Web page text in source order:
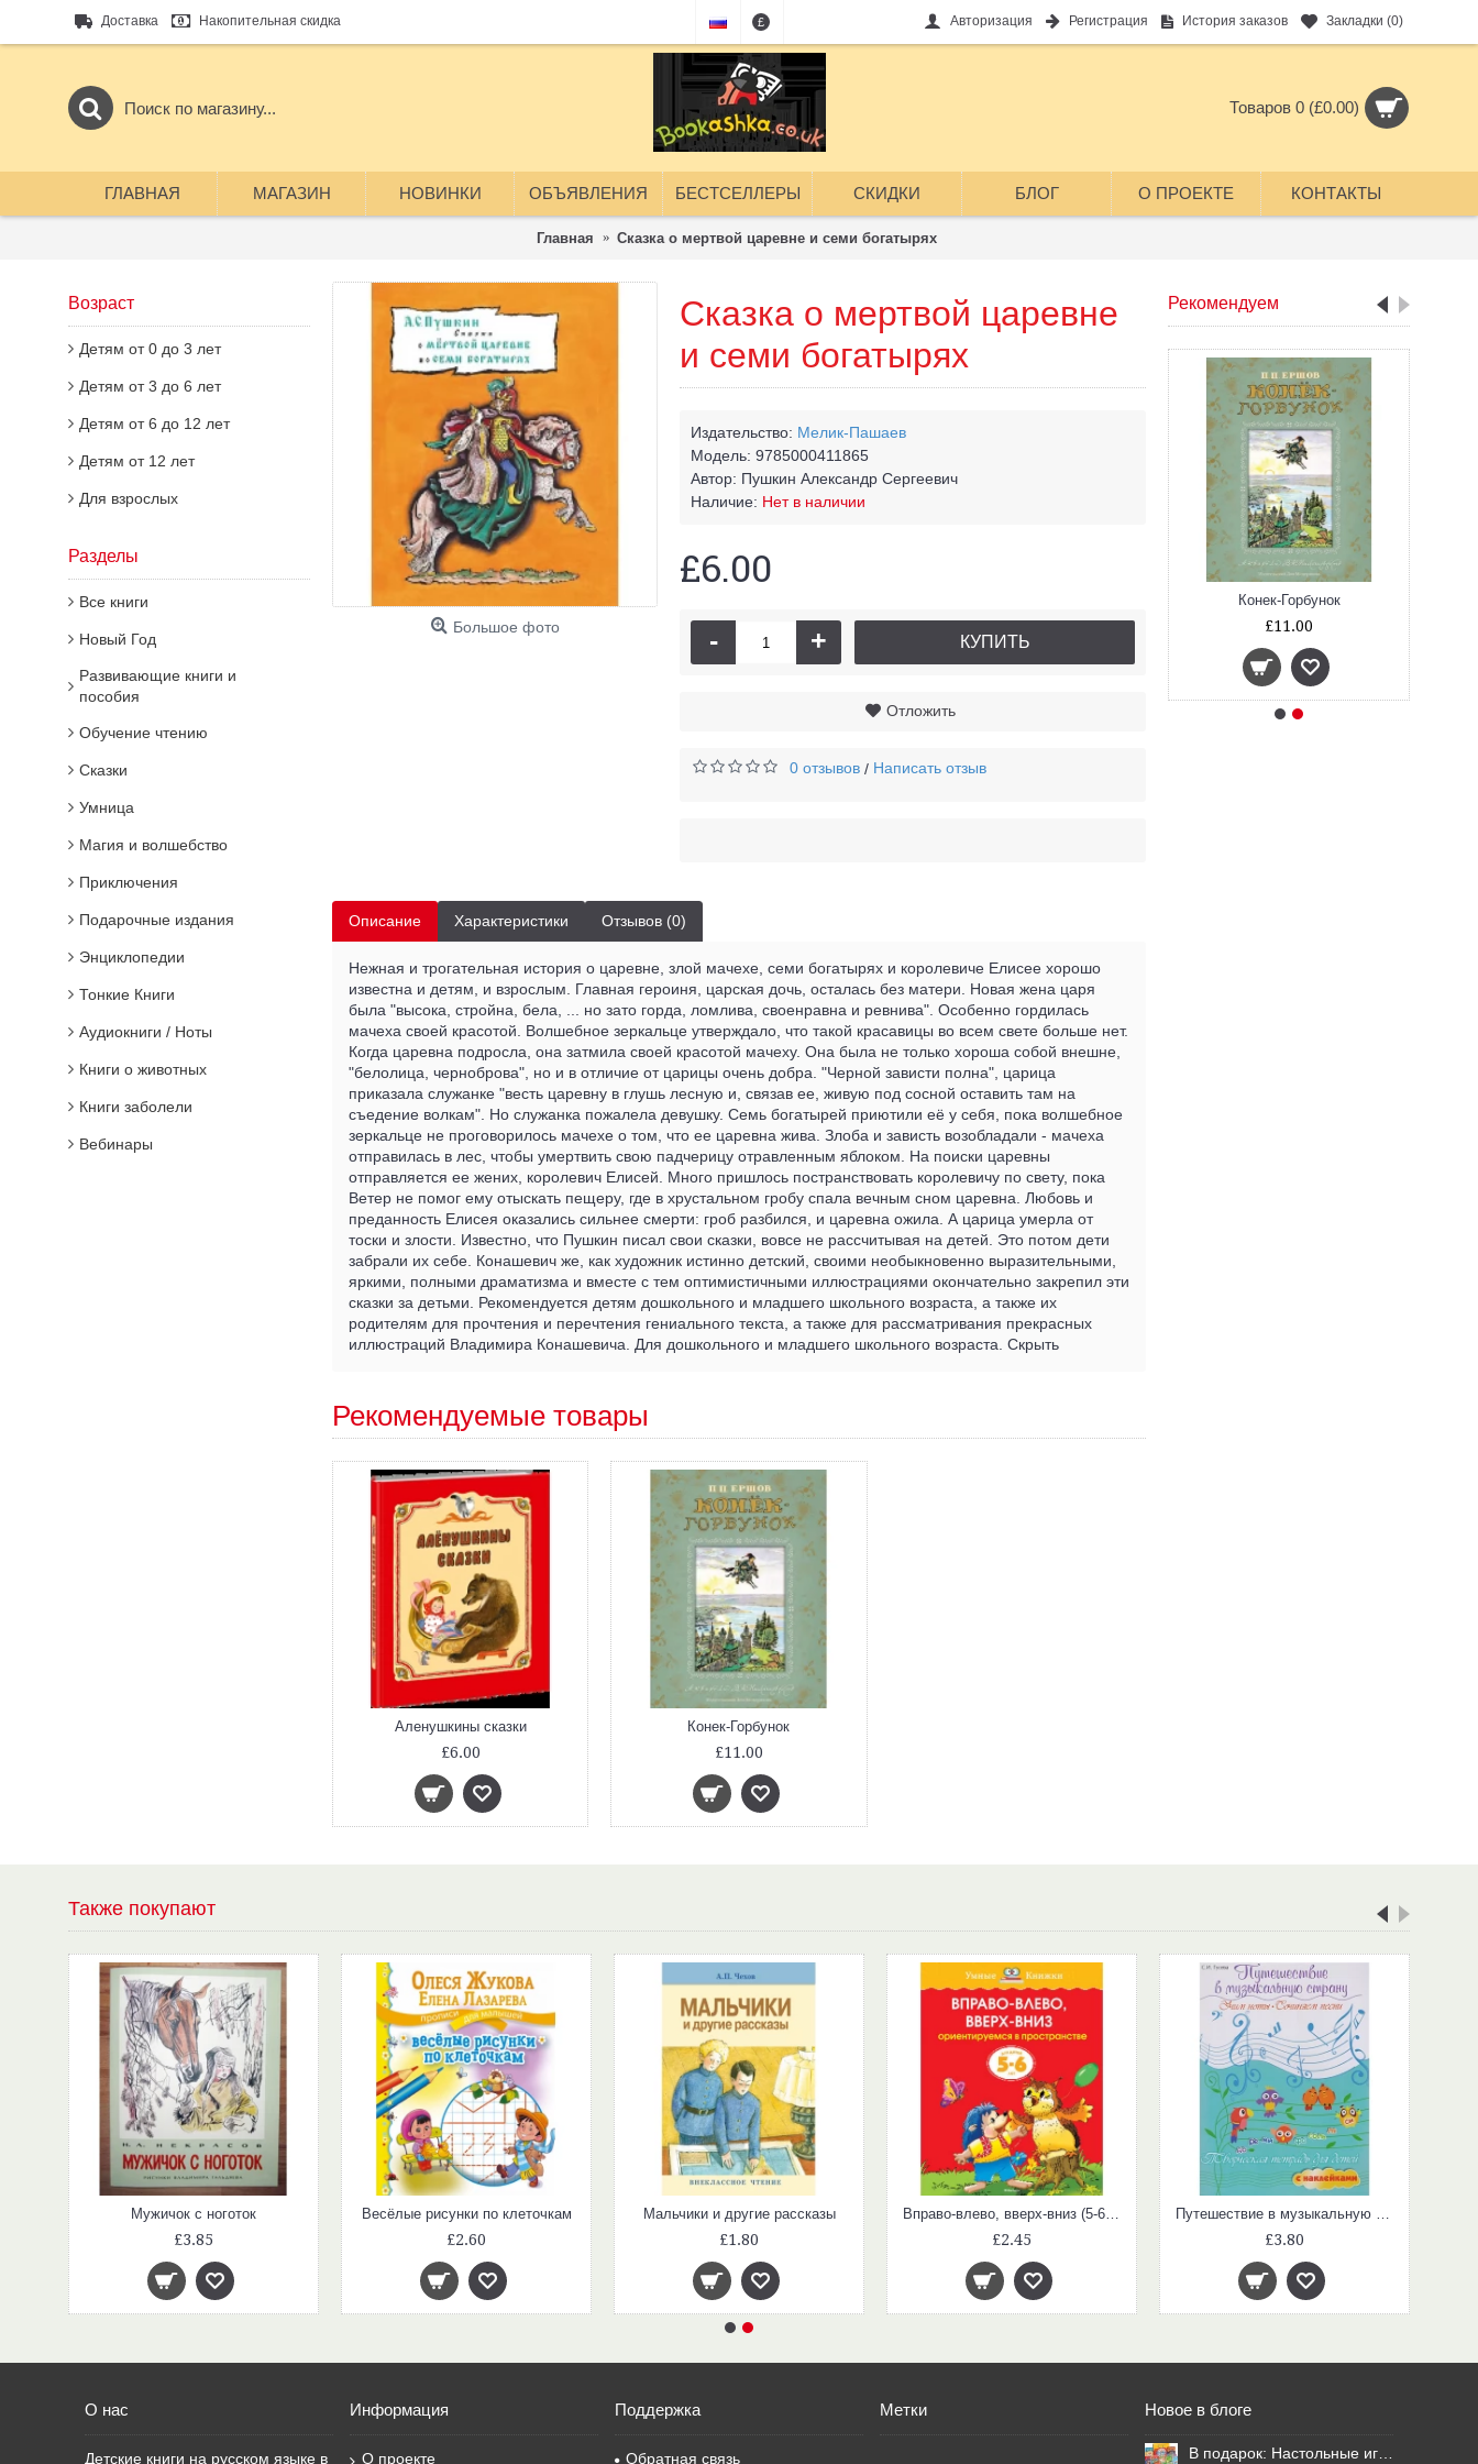
Доставка Накопительная скидка £ Авторизация Регистрация История заказов Закладки (0)
Товаров 0 (£0.00)
ГЛАВНАЯ МАГАЗИН НОВИНКИ ОБЪЯВЛЕНИЯ БЕСТСЕЛЛЕРЫ СКИДКИ БЛОГ О ПРОЕКТЕ КОНТАКТЫ
Главная Сказка о мертвой царевне и семи богатырях
Возраст
Детям от 0 до 3 лет
Детям от 3 до 6 лет
Детям от 6 до 12 лет
Детям от 12 лет
Для взрослых
Разделы
Все книги
Новый Год
Развивающие книги и
пособия
Обучение чтению
Сказки
Умница
Магия и волшебство
Приключения
Подарочные издания
Энциклопедии
Тонкие Книги
Аудиокниги / Ноты
Книги о животных
Книги заболели
Вебинары
Рекомендуем
£6.00
Конек-Горбунок
£11.00
Большое фото
Сказка о мертвой царевне
и семи богатырях
Издательство: Мелик-Пашаев
Модель: 9785000411865
Автор: Пушкин Александр Сергеевич
Наличие: Нет в наличии
£6.00
- + КУПИТЬ
Отложить
0 отзывов / Написать отзыв
Описание Характеристики Отзывов (0)
Нежная и трогательная история о царевне, злой мачехе, семи богатырях и королевиче Елисее хорошо
известна и детям, и взрослым. Главная героиня, царская дочь, осталась без матери. Новая жена царя
была "высока, стройна, бела, ... но зато горда, ломлива, своенравна и ревнива". Особенно гордилась
мачеха своей красотой. Волшебное зеркальце утверждало, что такой красавицы во всем свете больше нет.
Когда царевна подросла, она затмила своей красотой мачеху. Она была не только хороша собой внешне,
"белолица, черноброва", но и в отличие от царицы очень добра. "Черной зависти полна", царица
приказала служанке "весть царевну в глушь лесную и, связав ее, живую под сосной оставить там на
съедение волкам". Но служанка пожалела девушку. Семь богатырей приютили её у себя, пока волшебное
зеркальце не проговорилось мачехе о том, что ее царевна жива. Злоба и зависть возобладали - мачеха
отправилась в лес, чтобы умертвить свою падчерицу отравленным яблоком. На поиски царевны
отправляется ее жених, королевич Елисей. Много пришлось постранствовать королевичу по свету, пока
Ветер не помог ему отыскать пещеру, где в хрустальном гробу спала вечным сном царевна. Любовь и
преданность Елисея оказались сильнее смерти: гроб разбился, и царевна ожила. А царица умерла от
тоски и злости. Известно, что Пушкин писал свои сказки, вовсе не рассчитывая на детей. Это потом дети
забрали их себе. Конашевич же, как художник истинно детский, своими необыкновенно выразительными,
яркими, полными драматизма и вместе с тем оптимистичными иллюстрациями окончательно закрепил эти
сказки за детьми. Рекомендуется детям дошкольного и младшего школьного возраста, а также их
родителям для прочтения и перечтения гениального текста, а также для рассматривания прекрасных
иллюстраций Владимира Конашевича. Для дошкольного и младшего школьного возраста. Скрыть
Рекомендуемые товары
Аленушкины сказки
£6.00
Конек-Горбунок
£11.00
Также покупают
Мужичок с ноготок
£3.85
Весёлые рисунки по клеточкам
£2.60
Мальчики и другие рассказы
£1.80
Вправо-влево, вверх-вниз (5-6 лет)
£2.45
Путешествие в музыкальную страну. Учим ноты, сочиняем песни. Творческая тетрадь для детей
£3.80
О нас
Детские книги на русском языке в
Информация
О проекте
Поддержка
Обратная связь
Метки Новое в блоге
В подарок: Настольные игры для Ваших британских друзей